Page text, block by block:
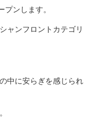
ンします。
ャンフロントカテゴリ
中に安らぎを感じられ